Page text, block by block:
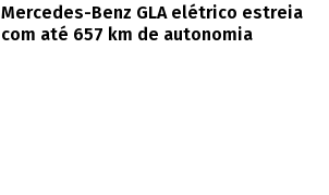
Mercedes-Benz GLA elétrico estreia
com até 657 km de autonomia